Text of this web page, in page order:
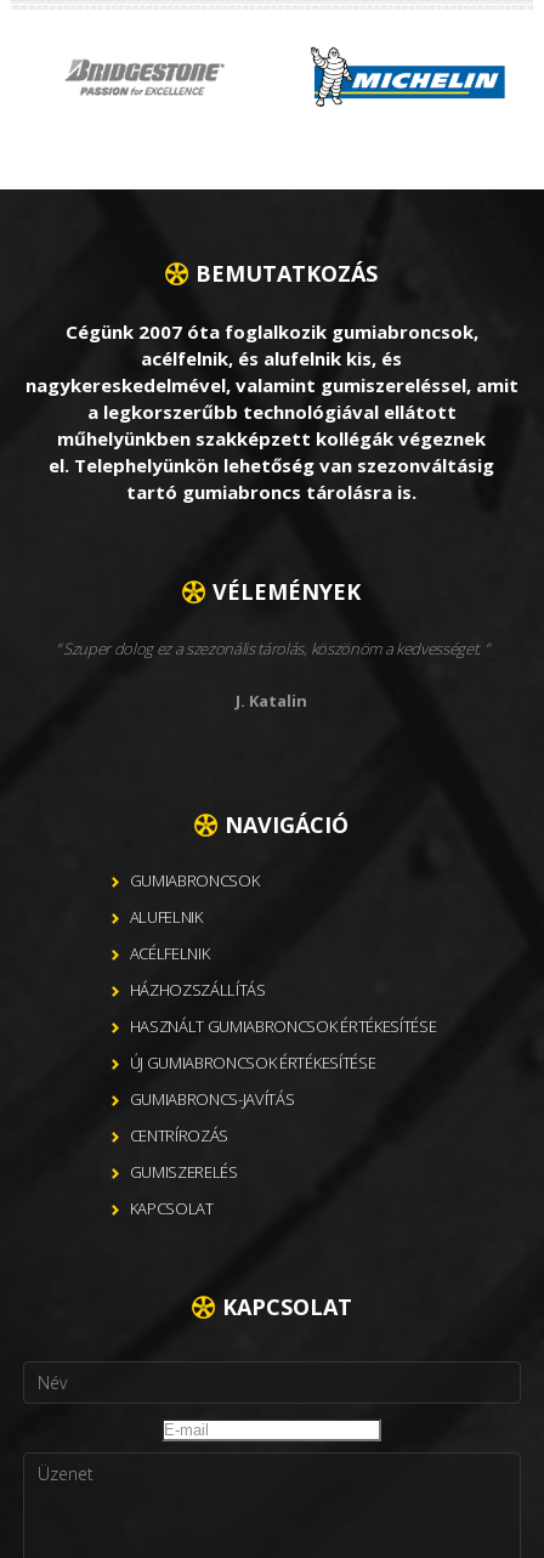
BEMUTATKOZÁS
Cégünk 2007 óta foglalkozik gumiabroncsok,
acélfelnik, és alufelnik kis, és
nagykereskedelmével, valamint gumiszereléssel, amit
a legkorszerűbb technológiával ellátott
műhelyünkben szakképzett kollégák végeznek
el. Telephelyünkön lehetőség van szezonváltásig
tartó gumiabroncs tárolásra is.
VÉLEMÉNYEK
Szuper dolog ez a szezonális tárolás, köszönöm a kedvességet.
J. Katalin
NAVIGÁCIÓ
GUMIABRONCSOK
ALUFELNIK
ACÉLFELNIK
HÁZHOZSZÁLLÍTÁS
HASZNÁLT GUMIABRONCSOK ÉRTÉKESÍTÉSE
ÚJ GUMIABRONCSOK ÉRTÉKESÍTÉSE
GUMIABRONCS-JAVÍTÁS
CENTRÍROZÁS
GUMISZERELÉS
KAPCSOLAT
KAPCSOLAT